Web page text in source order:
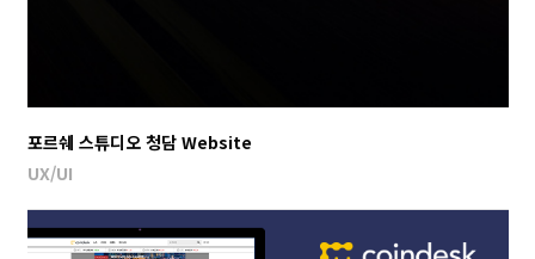
포르쉐 스튜디오 청담 Website
UX/UI